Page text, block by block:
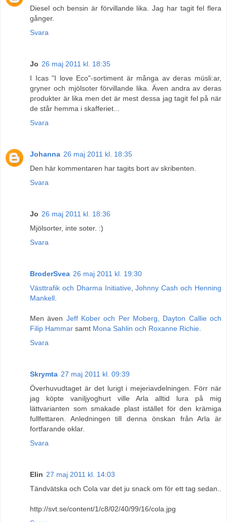
Diesel och bensin är förvillande lika. Jag har tagit fel flera
gånger.
Svara
Jo 26 maj 2011 kl. 18:35
I Icas "I love Eco"-sortiment är många av deras müsli:ar,
gryner och mjölsoter förvillande lika. Även andra av deras
produkter är lika men det är mest dessa jag tagit fel på när
de står hemma i skafferiet...
Svara
Johanna 26 maj 2011 kl. 18:35
Den här kommentaren har tagits bort av skribenten.
Svara
Jo 26 maj 2011 kl. 18:36
Mjölsorter, inte soter. :)
Svara
BroderSvea 26 maj 2011 kl. 19:30
Västtrafik och Dharma Initiative,Johnny Cash och Henning
Mankell
Men även Jeff Kober och Per Moberg, Dayton Callie och
Filip Hammar samt Mona Sahlin och Roxanne Richie
Svara
Skrymta 27 maj 2011 kl. 09:39
Överhuvudtaget är det lurigt i mejeriavdelningen. Förr när
jag köpte vaniljyoghurt ville Arla alltid lura på mig
lättvarianten som smakade plast istället för den krämiga
fullfettaren. Anledningen till denna önskan från Arla är
fortfarande oklar.
Svara
Elin 27 maj 2011 kl. 14:03
Tändvätska och Cola var det ju snack om för ett tag sedan..
http://svt.se/content/1/c8/02/40/99/16/cola.jpg